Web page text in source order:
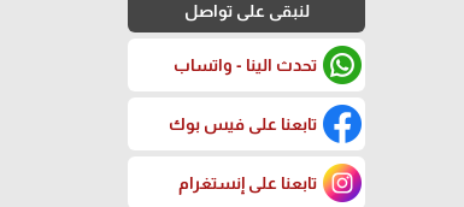
لنبقى على تواصل
تحدث الينا - واتساب
تابعنا على فيس بوك
تابعنا على إنستغرام